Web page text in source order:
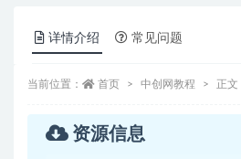
详情介绍 常见问题
当前位置： 首页 中创网教程 正文
资源信息